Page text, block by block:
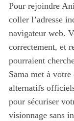
Pour rejoindre
coller l’adresse
navigateur web.
correctement, et
pourraient
Sama met à
alternatifs
pour sécuriser
visionnage sans